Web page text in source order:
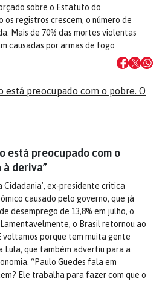
sobre o Estatuto do
os registros crescem, o número de
Mais de 70% das mortes violentas
causadas por armas de fogo
está preocupado com o
à deriva”
Cidadania', ex-presidente critica
causado pelo governo, que já
desemprego de 13,8% em julho, o
o Brasil retornou ao
voltamos porque tem muita gente
Lula, que também advertiu para a
“Paulo Guedes fala em
Ele trabalha para fazer com que o